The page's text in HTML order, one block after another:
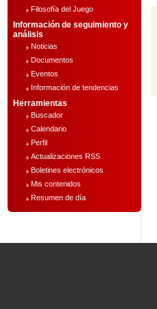
Filosofía del Juego
Información de seguimiento y
análisis
Noticias
Documentos
Eventos
Información de tendencias
Herramientas
Buscador
Calendario
Perfil
Actualizaciones RSS
Boletines electrónicos
Mis contenidos
Resumen de día